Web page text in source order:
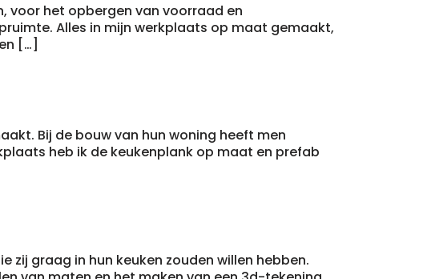
voor het opbergen van voorraad en
Alles in mijn werkplaats op maat gemaakt,
[…]
Bij de bouw van hun woning heeft men
heb ik de keukenplank op maat en prefab
zij graag in hun keuken zouden willen hebben.